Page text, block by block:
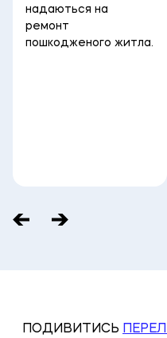
надаються на
ремонт
пошкодженого житла.
ПОДИВИТИСЬ